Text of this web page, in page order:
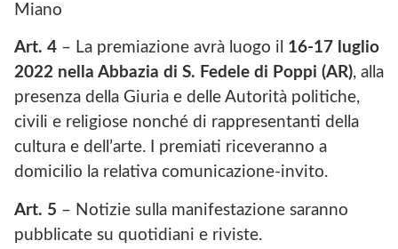
Miano
Art. 4 – La premiazione avrà luogo il 16-17 luglio
2022 nella Abbazia di S. Fedele di Poppi (AR), alla
presenza della Giuria e delle Autorità politiche,
civili e religiose nonché di rappresentanti della
cultura e dell’arte. I premiati riceveranno a
domicilio la relativa comunicazione-invito.
Art. 5 – Notizie sulla manifestazione saranno
pubblicate su quotidiani e riviste.